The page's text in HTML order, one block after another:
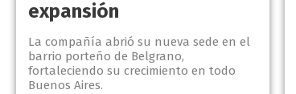
expansión
La compañía abrió su nueva sede en el
barrio porteño de Belgrano,
fortaleciendo su crecimiento en todo
Buenos Aires.